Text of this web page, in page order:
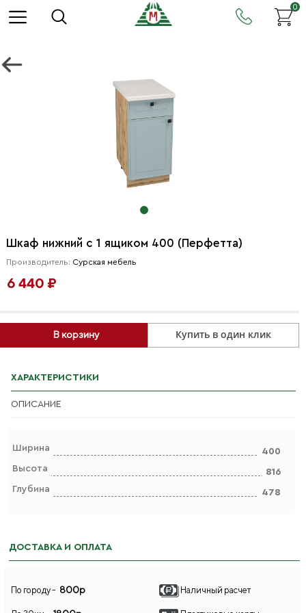
0
Шкаф нижний с 1 ящиком 400 (Перфетта)
Производитель: Сурская мебель
6 440 ₽
В корзину Купить в один клик
ХАРАКТЕРИСТИКИ
ОПИСАНИЕ
Ширина
400
Высота
816
Глубина
478
ДОСТАВКА И ОПЛАТА
По городу - 800р Наличный расчет